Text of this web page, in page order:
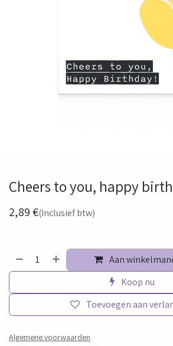
Cheers to you, happy
2,89€(Inclusief btw)
Aan
Koop nu
Toevoegen aan
Algemene voorwaarden